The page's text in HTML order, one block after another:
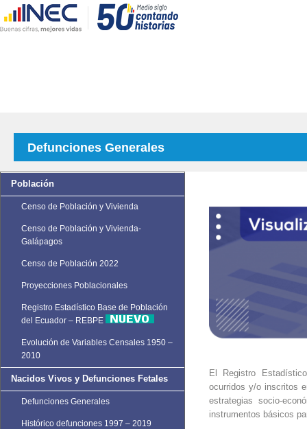
Defunciones Generales
Población
Censo de Población y Vivienda
Censo de Población y Vivienda-
Galápagos
Censo de Población 2022
Proyecciones Poblacionales
Registro Estadístico Base de Población
del Ecuador – REBPE
Evolución de Variables Censales 1950 –
2010
Nacidos Vivos y Defunciones Fetales
Defunciones Generales
Histórico defunciones 1997 – 2019
El Registro
ocurridos y/o inscritos
estrategias socio-
instrumentos básicos